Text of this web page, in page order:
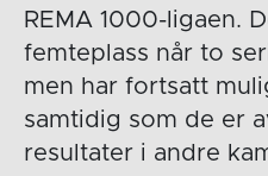
REMA 1000-ligaen.
femteplass når to
men har fortsatt
samtidig som de er
resultater i andre